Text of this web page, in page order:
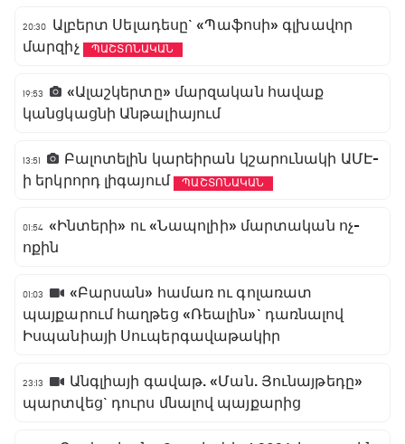
20:30
Ալբերտ Սելադեսը` «Պաֆոսի» գլխավոր
մարզիչ
ՊԱՇՏՈՆԱԿԱՆ
19:53
«Ալաշկերտը» մարզական հավաք
կանցկացնի Անթալիայում
13:51
Բալոտելին կարեիրան կշարունակի ԱՄԷ-
ի երկրորդ լիգայում
ՊԱՇՏՈՆԱԿԱՆ
01:54 «Ինտերի» ու «Նապոլիի» մարտական ոչ-
ոքին
01:03
«Բարսան» համառ ու գոլառատ
պայքարում հաղթեց «Ռեալին»` դառնալով
Իսպանիայի Սուպերգավաթակիր
23:13
Անգլիայի գավաթ. «Ման. Յունայթեդը»
պարտվեց` դուրս մնալով պայքարից